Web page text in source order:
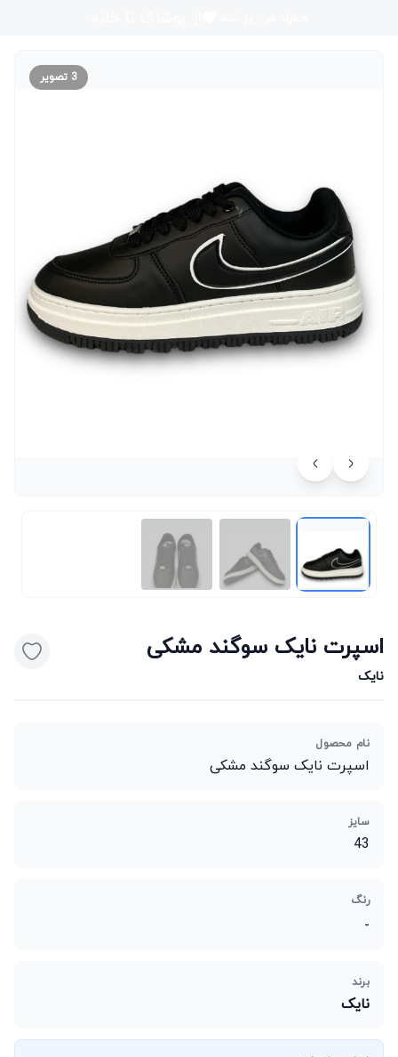
3 تصویر
اسپرت نایک سوگند مشکی
نایک
نام محصول
اسپرت نایک سوگند مشکی
سایز
43
رنگ
-
برند
نایک